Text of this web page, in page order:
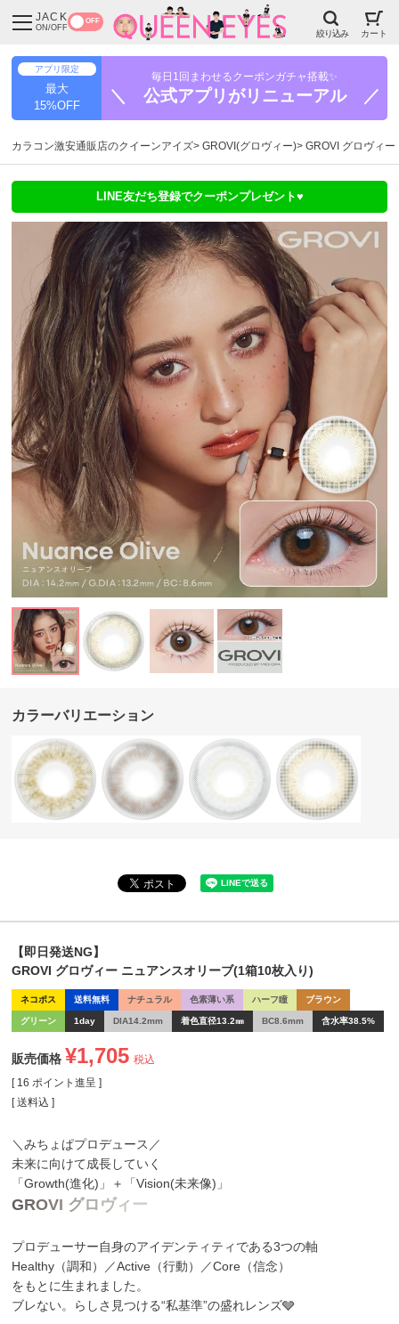
JACK
ON/OFF
OFF
絞り込み カート
アプリ限定
最大
15%OFF
毎日1回まわせるクーポンガチャ搭載✨
＼ 公式アプリがリニューアル ／
カラコン激安通販店のクイーンアイズ GROVI(グロヴィー) GROVI グロヴィ
LINE友だち登録でクーポンプレゼント♥
カラーバリエーション
【即日発送NG】
GROVI グロヴィー ニュアンスオリーブ(1箱10枚入り)
ネコポス 送料無料 ナチュラル 色素薄い系 ハーフ瞳 ブラウン
グリーン 1day DIA14.2mm 着色直径13.2㎜ BC8.6mm 含水率38.5%
販売価格 ¥1,705 税込
[ 16 ポイント進呈 ]
送料込
＼みちょぱプロデュース／
未来に向けて成長していく
「Growth(進化)」＋「Vision(未来像)」
GROVI グロ ヴィ ー
プロデューサー自身のアイデンティティである3つの軸
Healthy（調和）／Active（行動）／Core（信念）
をもとに生まれました。
ブレない。らしさ見つける“私基準”の盛れレンズ🩶